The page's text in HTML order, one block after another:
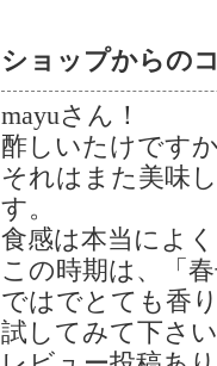
ショップからの
mayuさん！
酢しいたけです
それはまた美味
す。
食感は本当によ
この時期は、「
ではでとても香
試してみて下さ